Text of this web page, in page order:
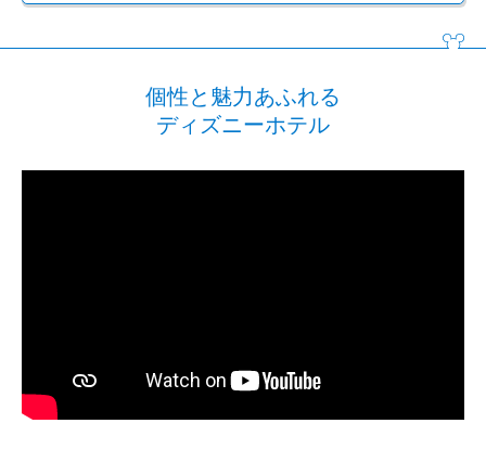
個性と魅力あふれる
ディズニーホテル